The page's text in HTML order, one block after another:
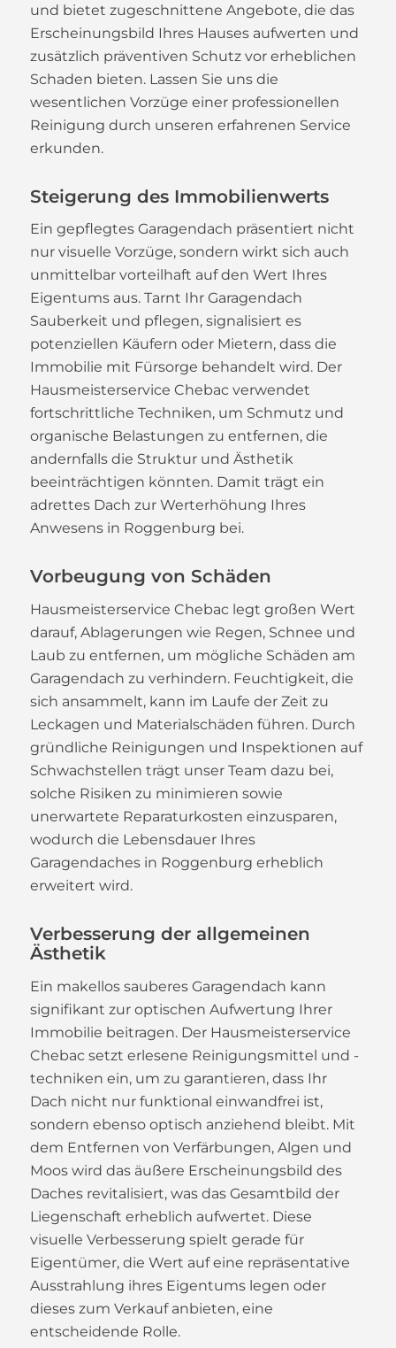
und bietet zugeschnittene Angebote, die das
Erscheinungsbild Ihres Hauses aufwerten und
zusätzlich präventiven Schutz vor erheblichen
Schaden bieten. Lassen Sie uns die
wesentlichen Vorzüge einer professionellen
Reinigung durch unseren erfahrenen Service
erkunden.
Steigerung des Immobilienwerts
Ein gepflegtes Garagendach präsentiert nicht
nur visuelle Vorzüge, sondern wirkt sich auch
unmittelbar vorteilhaft auf den Wert Ihres
Eigentums aus. Tarnt Ihr Garagendach
Sauberkeit und pflegen, signalisiert es
potenziellen Käufern oder Mietern, dass die
Immobilie mit Fürsorge behandelt wird. Der
Hausmeisterservice Chebac verwendet
fortschrittliche Techniken, um Schmutz und
organische Belastungen zu entfernen, die
andernfalls die Struktur und Ästhetik
beeinträchtigen könnten. Damit trägt ein
adrettes Dach zur Werterhöhung Ihres
Anwesens in Roggenburg bei.
Vorbeugung von Schäden
Hausmeisterservice Chebac legt großen Wert
darauf, Ablagerungen wie Regen, Schnee und
Laub zu entfernen, um mögliche Schäden am
Garagendach zu verhindern. Feuchtigkeit, die
sich ansammelt, kann im Laufe der Zeit zu
Leckagen und Materialschäden führen. Durch
gründliche Reinigungen und Inspektionen auf
Schwachstellen trägt unser Team dazu bei,
solche Risiken zu minimieren sowie
unerwartete Reparaturkosten einzusparen,
wodurch die Lebensdauer Ihres
Garagendaches in Roggenburg erheblich
erweitert wird.
Verbesserung der allgemeinen
Ästhetik
Ein makellos sauberes Garagendach kann
signifikant zur optischen Aufwertung Ihrer
Immobilie beitragen. Der Hausmeisterservice
Chebac setzt erlesene Reinigungsmittel und -
techniken ein, um zu garantieren, dass Ihr
Dach nicht nur funktional einwandfrei ist,
sondern ebenso optisch anziehend bleibt. Mit
dem Entfernen von Verfärbungen, Algen und
Moos wird das äußere Erscheinungsbild des
Daches revitalisiert, was das Gesamtbild der
Liegenschaft erheblich aufwertet. Diese
visuelle Verbesserung spielt gerade für
Eigentümer, die Wert auf eine repräsentative
Ausstrahlung ihres Eigentums legen oder
dieses zum Verkauf anbieten, eine
entscheidende Rolle.